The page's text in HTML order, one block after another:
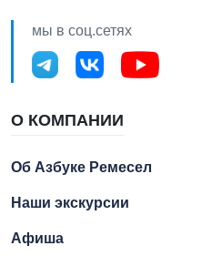
мы в соц.сетях
О КОМПАНИИ
Об Азбуке Ремесел
Наши экскурсии
Афиша